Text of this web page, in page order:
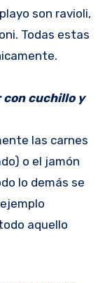
son ravioli,
Todas estas
con cuchillo y
las carnes
o el jamón
lo demás se
aquello